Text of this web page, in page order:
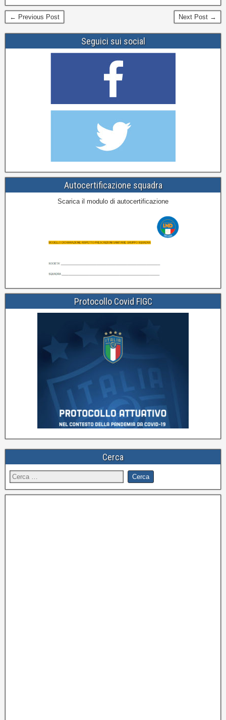
← Previous Post Next Post →
Seguici sui social
Autocertificazione squadra
Scarica il modulo di autocertificazione
Protocollo Covid FIGC
Cerca